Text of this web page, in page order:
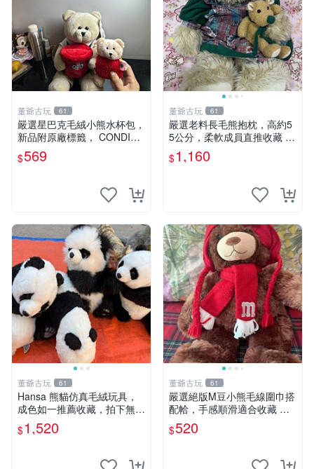
董爺古玩 61
嚴選星巴克毛絨小熊水杯包，
新品附原廠標籤， CONDITI
ON 良好，詳情請參閱商品圖
片。 星巴克 毛絨小熊 水杯包
$569
董爺古玩 61
嚴選老料長毛熊抱枕，高約5
5公分，柔軟成員直推收藏 長
毛熊 柔軟熊抱枕 55公分
$1,160
董爺古玩 61
Hansa 熊貓仿真毛絨玩具，
成色如一推薦收藏，拍下無疑
心 熊貓 毛絨玩具 收藏
$1,520
董爺古玩 61
嚴選絕版M豆小熊毛線圍巾搭
配帢，手感順滑適合收藏 絕
版M豆小熊、圍巾、毛線帢
經典好搭
$520